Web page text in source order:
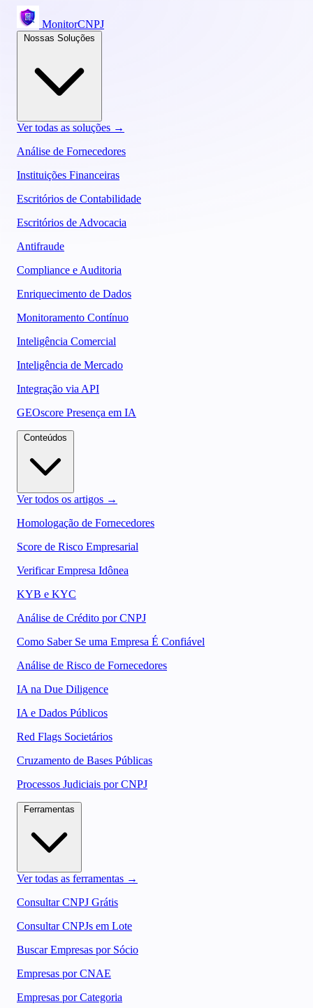
MonitorCNPJ
Ver todas as soluções →
Análise de Fornecedores
Instituições Financeiras
Escritórios de Contabilidade
Escritórios de Advocacia
Antifraude
Compliance e Auditoria
Enriquecimento de Dados
Monitoramento Contínuo
Inteligência Comercial
Inteligência de Mercado
Integração via API
GEOscore Presença em IA
Ver todos os artigos →
Homologação de Fornecedores
Score de Risco Empresarial
Verificar Empresa Idônea
KYB e KYC
Análise de Crédito por CNPJ
Como Saber Se uma Empresa É Confiável
Análise de Risco de Fornecedores
IA na Due Diligence
IA e Dados Públicos
Red Flags Societários
Cruzamento de Bases Públicas
Processos Judiciais por CNPJ
Ver todas as ferramentas →
Consultar CNPJ Grátis
Consultar CNPJs em Lote
Buscar Empresas por Sócio
Empresas por CNAE
Empresas por Categoria